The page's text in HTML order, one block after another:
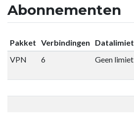
Abonnementen
Pakket Verbindingen Datalimiet
VPN
6 Geen limiet